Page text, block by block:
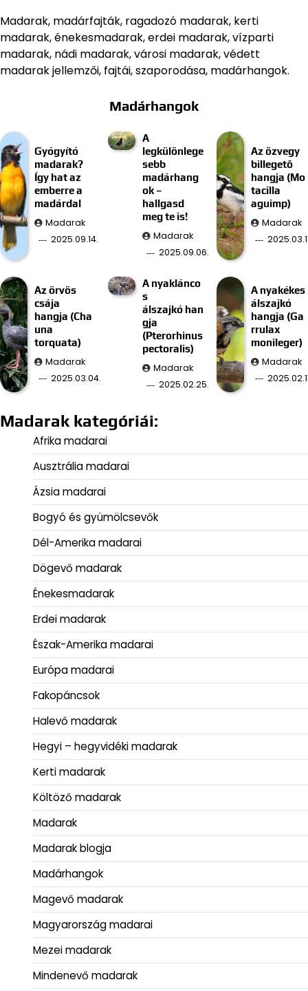
Madarak, madárfajták, ragadozó madarak, kerti
madarak, énekesmadarak, erdei madarak, vízparti
madarak, nádi madarak, városi madarak, védett
madarak jellemzői, fajtái, szaporodása, madárhangok.
Madárhangok
Gyógyító
madarak?
Így hat az
emberre a
madárdal
Madarak
2025.09.14.
A
legkülönlege
sebb
madárhang
ok –
hallgasd
meg te is!
Madarak
2025.09.06.
Az özvegy
billegető
hangja (Mo
tacilla
aguimp)
Madarak
Az örvös
csája
hangja (Cha
una
torquata)
Madarak
2025.03.04.
A nyaklánco
s
álszajkó han
gja
(Pterorhinus
pectoralis)
Madarak
2025.02.25.
A nyakékes
álszajkó
hangja (Ga
rrulax
monileger)
Madarak
Madarak kategóriái:
Afrika madarai
Ausztrália madarai
Ázsia madarai
Bogyó és gyümölcsevők
Dél-Amerika madarai
Dögevő madarak
Énekesmadarak
Erdei madarak
Észak-Amerika madarai
Európa madarai
Fakopáncsok
Halevő madarak
Hegyi – hegyvidéki madarak
Kerti madarak
Költöző madarak
Madarak
Madarak blogja
Madárhangok
Magevő madarak
Magyarország madarai
Mezei madarak
Mindenevő madarak